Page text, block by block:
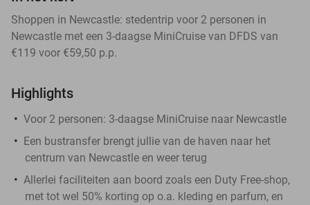
Shoppen in Newcastle: stedentrip voor 2 personen in
Newcastle met een 3-daagse MiniCruise van DFDS van
€119 voor €59,50 p.p.
Highlights
Voor 2 personen: 3-daagse MiniCruise naar Newcastle
Een bustransfer brengt jullie van de haven naar het
centrum van Newcastle en weer terug
Allerlei faciliteiten aan boord zoals een Duty Free-shop,
met tot wel 50% korting op o.a. kleding en parfum, en